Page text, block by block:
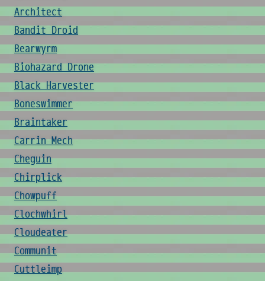
Architect
Bandit Droid
Bearwyrm
Biohazard Drone
Black Harvester
Boneswimmer
Braintaker
Carrin Mech
Cheguin
Chirplick
Chowpuff
Clochwhirl
Cloudeater
Communit
Cuttleimp